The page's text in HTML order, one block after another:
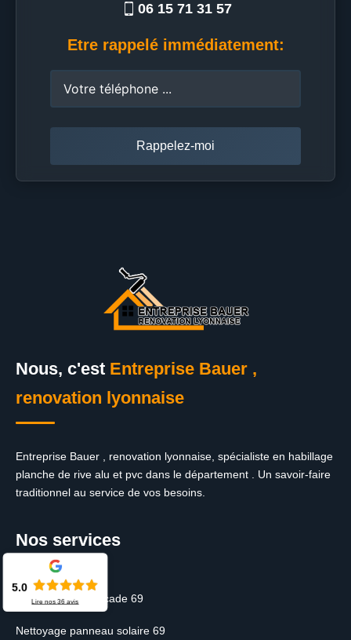
06 15 71 31 57
Etre rappelé immédiatement:
Nous, c'est Entreprise Bauer ,
renovation lyonnaise
Entreprise Bauer , renovation lyonnaise, spécialiste en habillage
planche de rive alu et pvc dans le département . Un savoir-faire
traditionnel au service de vos besoins.
Nos services
Ravalement de façade 69
Nettoyage panneau solaire 69
5.0
Lire nos36 avis